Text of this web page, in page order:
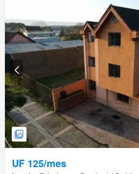
UF 125/mes